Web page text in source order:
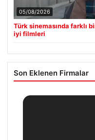
05/08/2026
Türk sinemasında farklı
iyi filmleri
Son Eklenen Firmalar